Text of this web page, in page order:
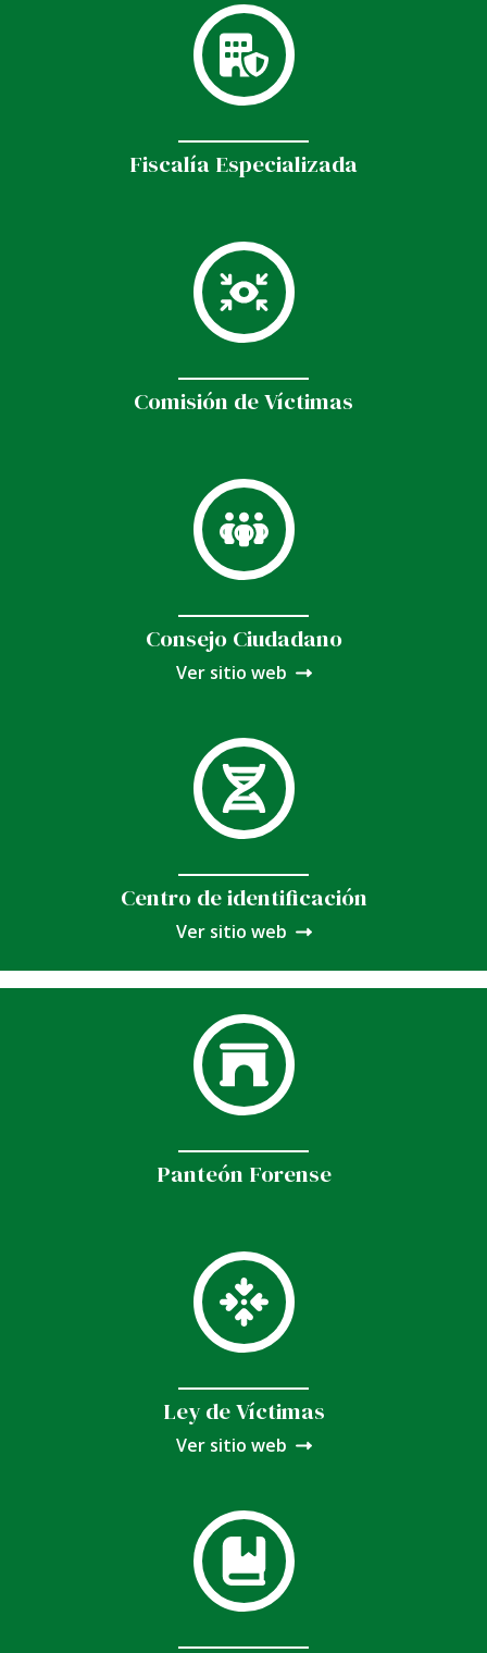
Fiscalía Especializada
Comisión de Víctimas
Consejo Ciudadano
Ver sitio web
Centro de identificación
Ver sitio web
Panteón Forense
Ley de Víctimas
Ver sitio web